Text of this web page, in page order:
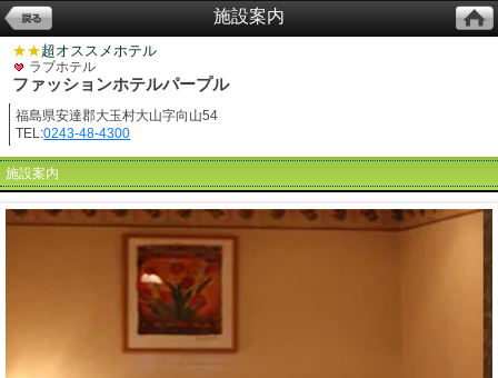
施設案内
★★超オススメホテル
ラブホテル
ファッションホテルパープル
福島県安達郡大玉村大山字向山54
TEL:0243-48-4300
施設案内